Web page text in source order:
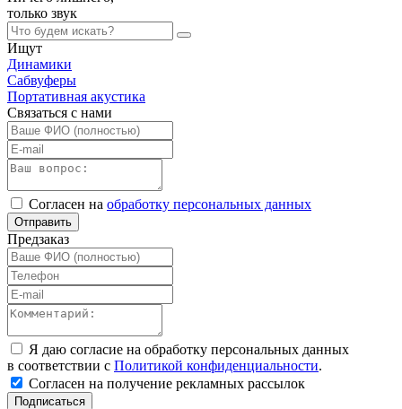
только звук
Ищут
Динамики
Сабвуферы
Портативная акустика
Связаться с нами
Согласен на обработку персональных данных
Отправить
Предзаказ
Я даю согласие на обработку персональных данных
в соответствии с Политикой конфиденциальности.
Согласен на получение рекламных рассылок
Подписаться